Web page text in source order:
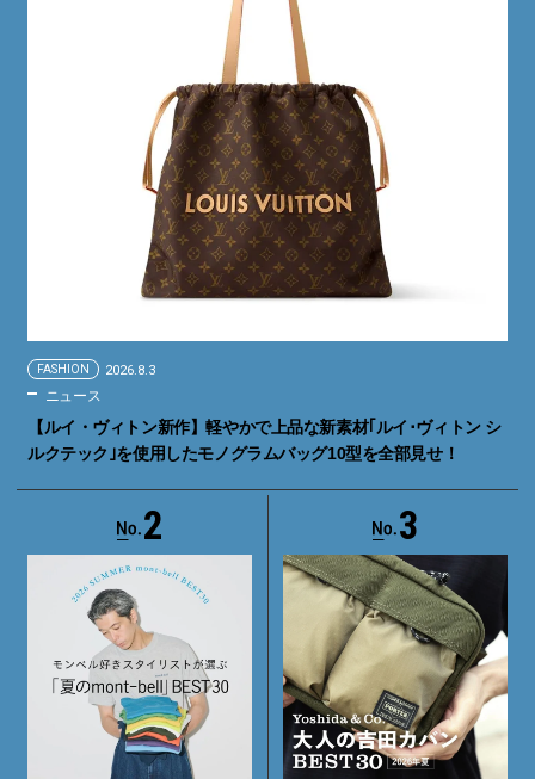
FASHION 2026.8.3
ニュース
【ルイ・ヴィトン新作】軽やかで上品な新素材｢ルイ･ヴィトン シ
ルクテック｣を使用したモノグラムバッグ10型を全部見せ！
2 3